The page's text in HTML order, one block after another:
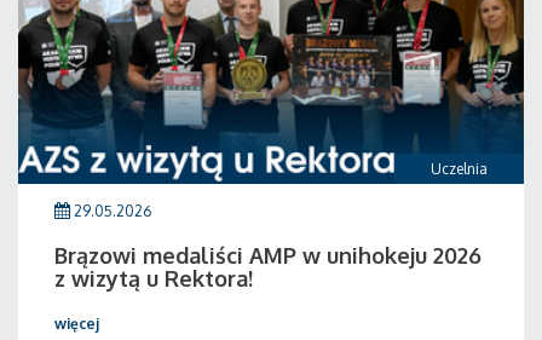
Uczelnia
29.05.2026
Brązowi medaliści AMP w unihokeju 2026
z wizytą u Rektora!
więcej